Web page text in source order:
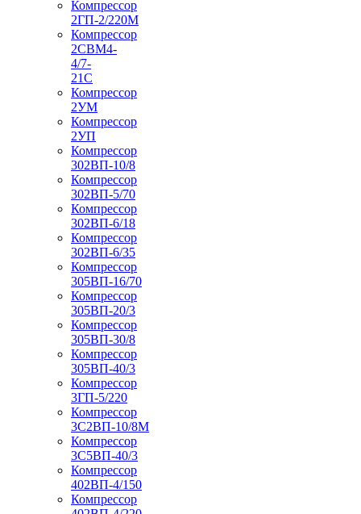
Компрессор
2ГП-2/220М
Компрессор
2СВМ4-
4/7-
21С
Компрессор
2УМ
Компрессор
2УП
Компрессор
302ВП-10/8
Компрессор
302ВП-5/70
Компрессор
302ВП-6/18
Компрессор
302ВП-6/35
Компрессор
305ВП-16/70
Компрессор
305ВП-20/3
Компрессор
305ВП-30/8
Компрессор
305ВП-40/3
Компрессор
3ГП-5/220
Компрессор
3С2ВП-10/8М
Компрессор
3С5ВП-40/3
Компрессор
402ВП-4/150
Компрессор